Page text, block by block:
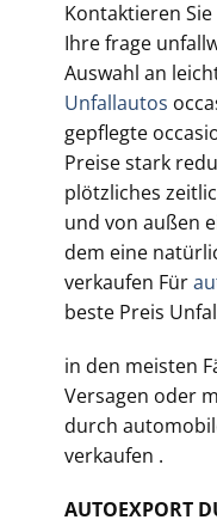
Kontaktieren
Ihre frage
Auswahl an
Unfallautos
gepflegte
Preise stark
plötzliches
und von außen
dem eine
verkaufen Für
beste Preis
in den meisten
Versagen oder
durch
verkaufen .
AUTOEXPORT